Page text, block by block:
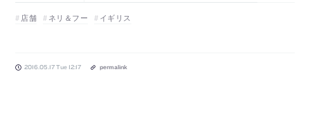
店舗 ネリ＆フー イギリス
2016.05.17 Tue 12:17 permalink